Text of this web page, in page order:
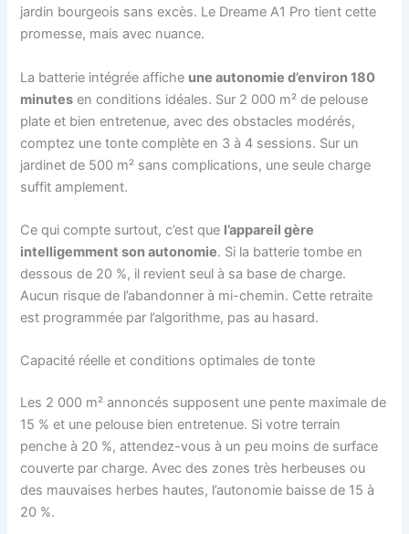
jardin bourgeois sans excès. Le Dreame A1 Pro tient cette
promesse, mais avec nuance.
La batterie intégrée affiche une autonomie d’environ 180
minutes en conditions idéales. Sur 2 000 m² de pelouse
plate et bien entretenue, avec des obstacles modérés,
comptez une tonte complète en 3 à 4 sessions. Sur un
jardinet de 500 m² sans complications, une seule charge
suffit amplement.
Ce qui compte surtout, c’est que l’appareil gère
intelligemment son autonomie. Si la batterie tombe en
dessous de 20 %, il revient seul à sa base de charge.
Aucun risque de l’abandonner à mi-chemin. Cette retraite
est programmée par l’algorithme, pas au hasard.
Capacité réelle et conditions optimales de tonte
Les 2 000 m² annoncés supposent une pente maximale de
15 % et une pelouse bien entretenue. Si votre terrain
penche à 20 %, attendez-vous à un peu moins de surface
couverte par charge. Avec des zones très herbeuses ou
des mauvaises herbes hautes, l’autonomie baisse de 15 à
20 %.